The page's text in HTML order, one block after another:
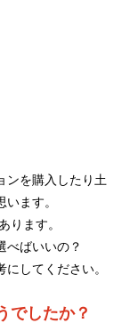
ンを購入したり土
ます。
ります。
べばいいの？
してください。
でしたか？